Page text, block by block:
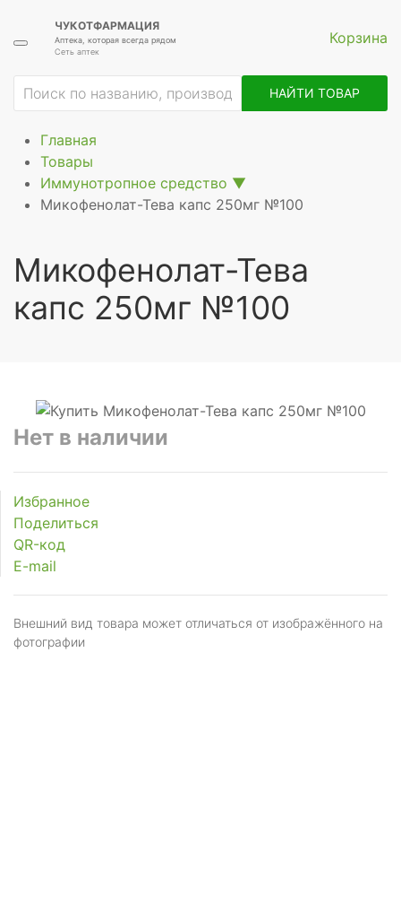
ЧУКОТФАРМАЦИЯ
Аптека, которая всегда рядом
Сеть аптек
Корзина
НАЙТИ ТОВАР
Главная
Товары
Иммунотропное средство ▼
Микофенолат-Тева капс 250мг №100
Микофенолат-Тева
капс 250мг №100
Нет в наличии
Избранное
Поделиться
QR-код
E-mail
Внешний вид товара может отличаться от изображённого на
фотографии